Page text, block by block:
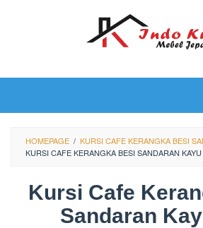
HOMEPAGE / KURSI CAFE KERANGKA BESI
KURSI CAFE KERANGKA BESI SANDARAN KAYU
Kursi Cafe
Sandaran